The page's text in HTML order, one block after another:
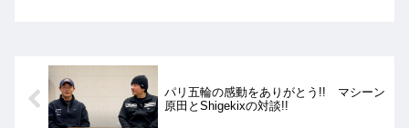
パリ五輪の感動をありがとう!! マシーン
原田とShigekixの対談!!